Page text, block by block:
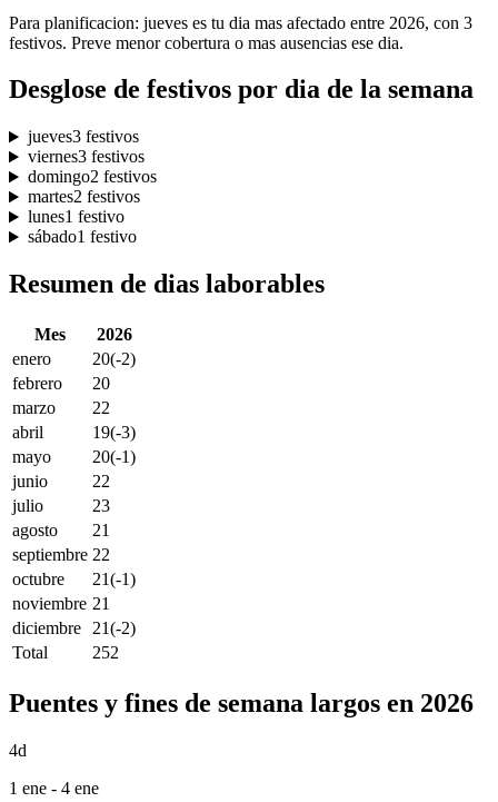
Para planificacion: jueves es tu dia mas afectado entre 2026, con 3
festivos. Preve menor cobertura o mas ausencias ese dia.
Desglose de festivos por dia de la semana
jueves3 festivos
viernes3 festivos
domingo2 festivos
martes2 festivos
lunes1 festivo
sábado1 festivo
Resumen de dias laborables
Mes
2026
enero
20(-2)
febrero
20
marzo
22
abril
19(-3)
mayo
20(-1)
junio
22
julio
23
agosto
21
septiembre 22
octubre
21(-1)
noviembre 21
diciembre
21(-2)
Total
252
Puentes y fines de semana largos en 2026
4d
1 ene - 4 ene